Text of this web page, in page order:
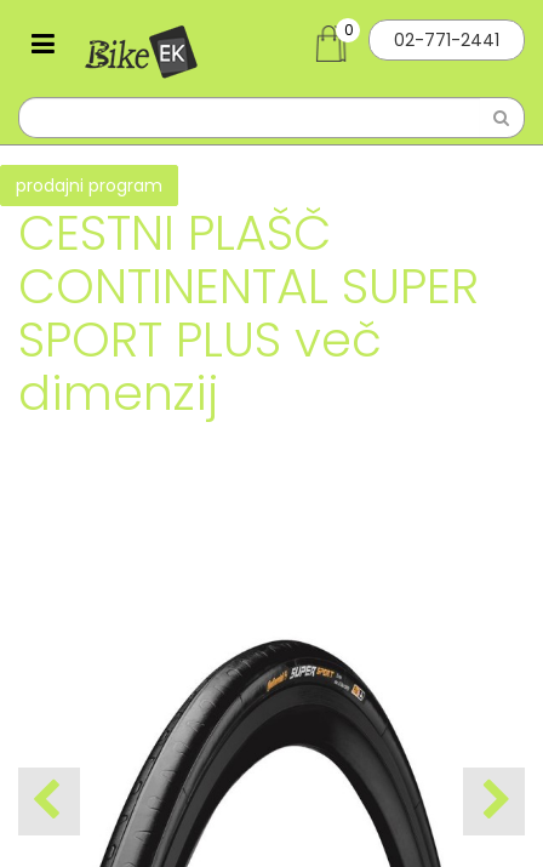
02-771-2441
0
prodajni program
CESTNI PLAŠČ
CONTINENTAL SUPER
SPORT PLUS več
dimenzij